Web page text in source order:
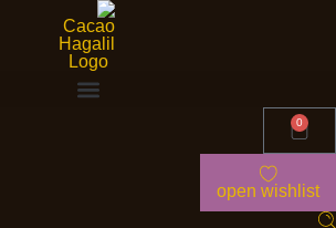
0
open wishlist